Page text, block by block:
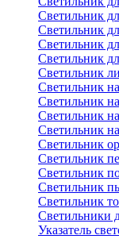
Светильник
Светильник
Светильник
Светильник
Светильник
Светильник
Светильник
Светильник
Светильник
Светильник
Светильник
Светильник
Светильник
Светильник
Светильники
Указатель